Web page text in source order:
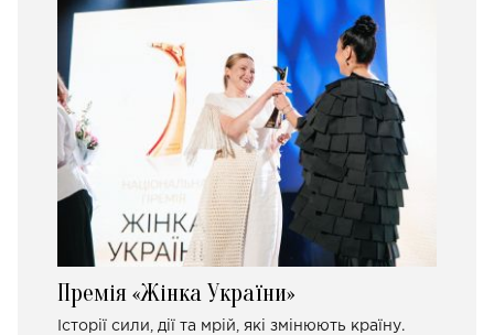
Премія «Жінка України»
Історії сили, дії та мрій, які змінюють країну.